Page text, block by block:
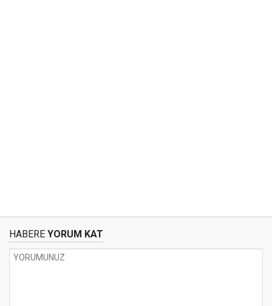
HABERE YORUM KAT